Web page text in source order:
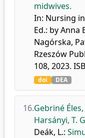
midwives.
In: Nursing
Ed.: by Anna
Nagórska,
Rzeszów
108, 2023.
doi DEA
16.Gebriné Éles,
Harsányi, T.
Deák, L.: